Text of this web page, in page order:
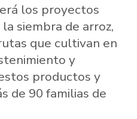
los proyectos
siembra de arroz,
que cultivan en
y
productos y
de 90 familias de